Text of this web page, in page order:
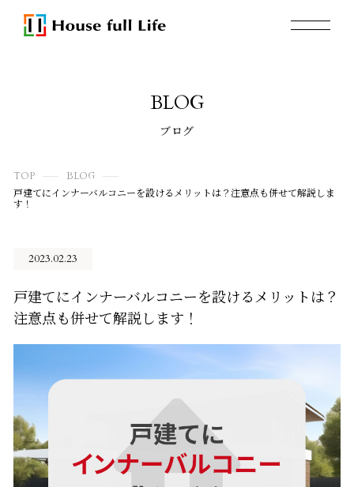
BLOG
ブログ
TOP
BLOG
戸建てにインナーバルコニーを設けるメリットは？注意点も併せて解説しま
す！
2023.02.23
戸建てにインナーバルコニーを設けるメリットは？
注意点も併せて解説します！